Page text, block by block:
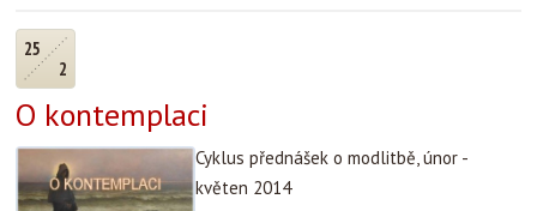
25
2
O kontemplaci
Cyklus přednášek o modlitbě, únor -
květen 2014